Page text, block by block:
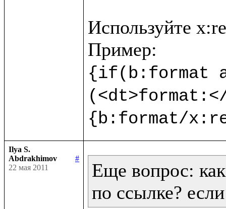
Используйте
{if(b:format
{b:format/
Ilya S.
Abdrakhimov
#
22 мая 2011
Еще вопрос:
по ссылке?